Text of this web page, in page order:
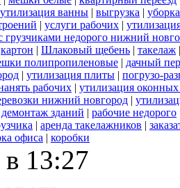
утилизация ванны | выгрузка |
| услуги рабочих |
грузчиками недорого нижний
картон | Шлаковый щебень | такелаж
полипропиленовые | дачный
| утилизация плиты | погрузо-
рабочих | утилизация
нижний новгород |
демонтаж зданий | рабочие недорого
| аренда такелажников |
офиса | коробки
13:27